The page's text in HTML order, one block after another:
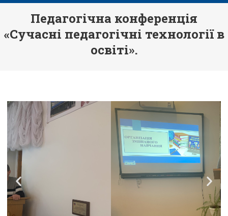
Педагогічна конференція
«Сучасні педагогічні технології в
освіті».